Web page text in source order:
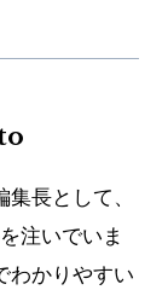
長として、
注いでいま
わかりやすい